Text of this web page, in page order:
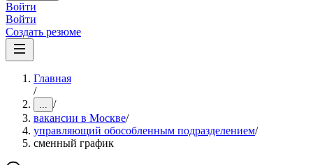
Войти
Войти
Создать резюме
Главная
/
... /
вакансии в Москве/
управляющий обособленным подразделением/
сменный график